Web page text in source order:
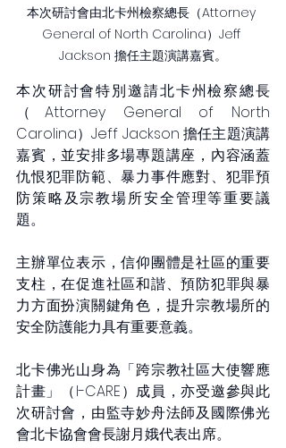
本次研討會由北卡州檢察總長（Attorney
General of North Carolina）Jeff
Jackson 擔任主題演講嘉賓。
本次研討會特別邀請北卡州檢察總長
（Attorney General of North
Carolina）Jeff Jackson 擔任主題演講
嘉賓，並安排多場專題講座，內容涵蓋
仇恨犯罪防範、暴力事件應對、犯罪預
防策略及宗教場所安全管理等重要議
題。
主辦單位表示，信仰團體是社區的重要
支柱，在促進社區和諧、預防犯罪與暴
力方面扮演關鍵角色，提升宗教場所的
安全防護能力具有重要意義。
北卡佛光山身為「跨宗教社區大使響應
計畫」（I-CARE）成員，亦受邀參與此
次研討會，由監寺妙舟法師及國際佛光
會北卡協會會長謝月娥代表出席。